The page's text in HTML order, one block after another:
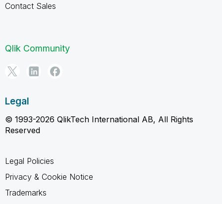
Contact Sales
Qlik Community
Legal
© 1993-2026 QlikTech International AB, All Rights
Reserved
Legal Policies
Privacy & Cookie Notice
Trademarks